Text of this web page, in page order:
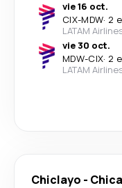
vie 16 oct.
CIX-MDW· 2
LATAM
vie 30 oct.
MDW-CIX· 2
LATAM
Chiclayo -